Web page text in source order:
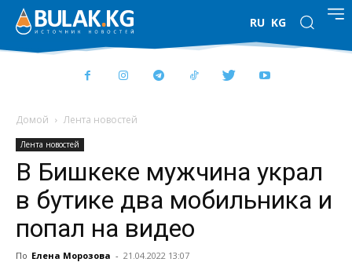
RU KG
Домой Лента новостей
Лента новостей
В Бишкеке мужчина украл
в бутике два мобильника и
попал на видео
По Елена Морозова - 21.04.2022 13:07